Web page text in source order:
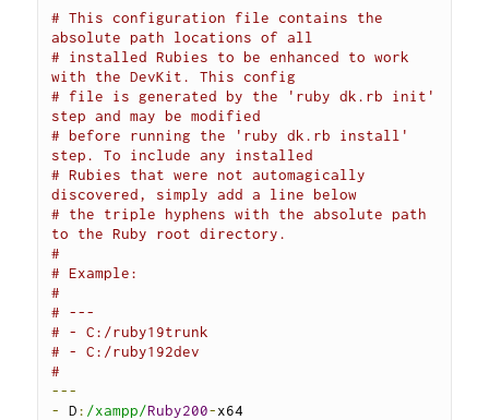
# This configuration file contains the
absolute path locations of all
# installed Rubies to be enhanced to work
with the DevKit. This config
# file is generated by the 'ruby dk.rb init'
step and may be modified
# before running the 'ruby dk.rb install'
step. To include any installed
# Rubies that were not automagically
discovered, simply add a line below
# the triple hyphens with the absolute path
to the Ruby root directory.
#
# Example:
#
# ---
# - C:/ruby19trunk
# - C:/ruby192dev
#
---
-
D: /xampp/Ruby200-x64